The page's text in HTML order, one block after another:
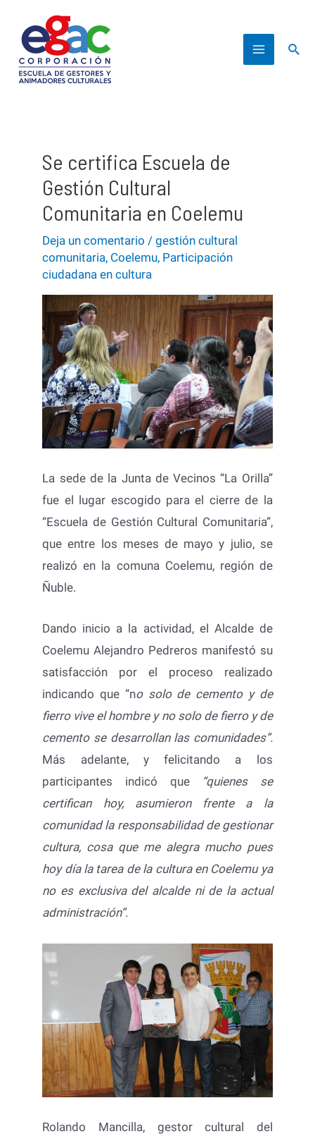
contenido
Main
Se certifica Escuela de
Gestión Cultural
Comunitaria en Coelemu
Deja un comentario /gestión cultural
comunitaria, Coelemu, Participación
ciudadana en cultura
La sede de la Junta de Vecinos “La Orilla”
fue el lugar escogido para el cierre de la
“Escuela de Gestión Cultural Comunitaria”,
que entre los meses de mayo y julio, se
realizó en la comuna Coelemu, región de
Ñuble.
Dando inicio a la actividad, el Alcalde de
Coelemu Alejandro Pedreros manifestó su
satisfacción por el proceso realizado
indicando que “no solo de cemento y de
fierro vive el hombre y no solo de fierro y de
cemento se desarrollan las comunidades”.
Más adelante, y felicitando a los
participantes indicó que“quienes se
certifican hoy, asumieron frente a la
comunidad la responsabilidad de gestionar
cultura, cosa que me alegra mucho pues
hoy día la tarea de la cultura en Coelemu ya
no es exclusiva del alcalde ni de la actual
administración”.
Rolando Mancilla, gestor cultural del